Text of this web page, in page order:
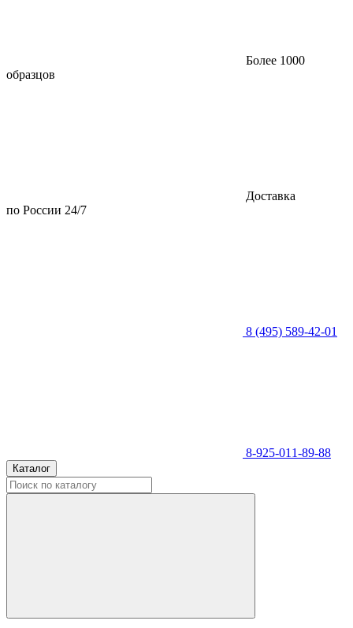
Более 1000
образцов
Доставка
по России 24/7
8 (495) 589-42-01
8-925-011-89-88
Каталог